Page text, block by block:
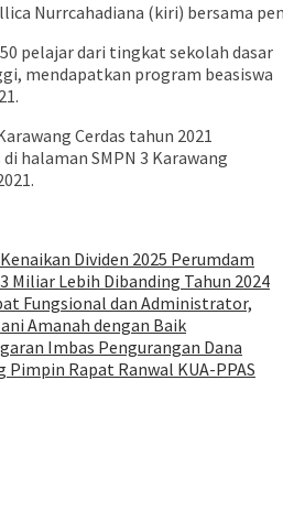
Nurrcahadiana (kiri) bersama
pelajar dari tingkat sekolah dasar
mendapatkan program beasiswa
Cerdas tahun 2021
halaman SMPN 3 Karawang
Dividen 2025 Perumdam
Miliar Lebih Dibanding Tahun 2024
Fungsional dan Administrator,
Amanah dengan Baik
Imbas Pengurangan Dana
Pimpin Rapat Ranwal KUA-PPAS